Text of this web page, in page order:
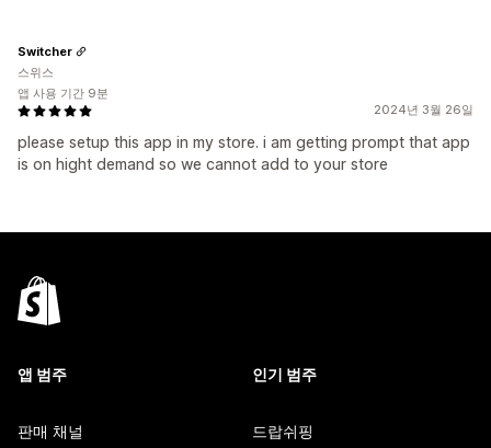
2024년 3월 26일
please setup this app in my store. i am getting prompt that app
is on hight demand so we cannot add to your store
Switcher
스위스
앱 사용 기간 9분
앱 범주
판매 채널
인기 범주
드랍쉬핑